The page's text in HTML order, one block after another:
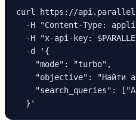
curl https://
-H "Content-Type:
-H "x-api-key:
  -d '{
    "mode": "turbo",
"objective": "Найти
"search_queries":
  }'